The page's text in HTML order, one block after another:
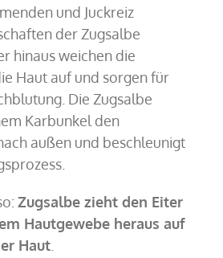
und Juckreiz
der Zugsalbe
hinaus weichen die
Haut auf und sorgen für
Die Zugsalbe
Karbunkel den
außen und beschleunigt
Zugsalbe zieht den Eiter
Hautgewebe heraus auf
Haut.